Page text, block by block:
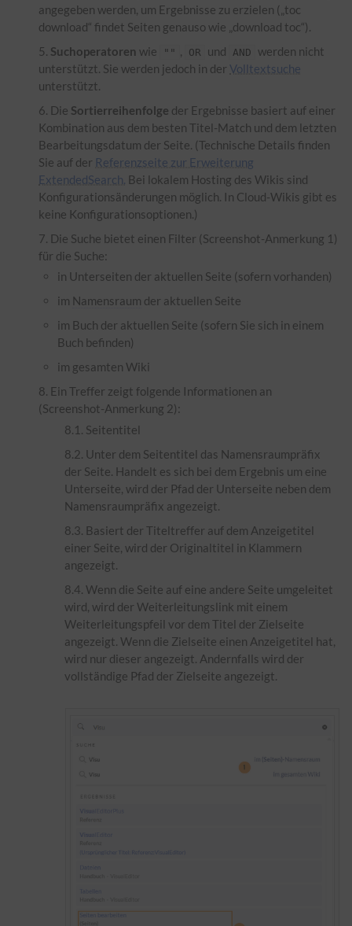
angegeben werden, um Ergebnisse zu erzielen („toc
download“ findet Seiten genauso wie „download toc“).
Suchoperatoren wie "" , OR und AND werden nicht
unterstützt. Sie werden jedoch in der Volltextsuche
unterstützt.
Die Sortierreihenfolge der Ergebnisse basiert auf einer
Kombination aus dem besten Titel-Match und dem letzten
Bearbeitungsdatum der Seite. (Technische Details finden
Sie auf der Referenzseite zur Erweiterung
ExtendedSearch. Bei lokalem Hosting des Wikis sind
Konfigurationsänderungen möglich. In Cloud-Wikis gibt es
keine Konfigurationsoptionen.)
Die Suche bietet einen Filter (Screenshot-Anmerkung 1)
für die Suche:
in Unterseiten der aktuellen Seite (sofern vorhanden)
im Namensraum der aktuellen Seite
im Buch der aktuellen Seite (sofern Sie sich in einem
Buch befinden)
im gesamten Wiki
Ein Treffer zeigt folgende Informationen an
(Screenshot-Anmerkung 2):
Seitentitel
Unter dem Seitentitel das Namensraumpräfix
der Seite. Handelt es sich bei dem Ergebnis um eine
Unterseite, wird der Pfad der Unterseite neben dem
Namensraumpräfix angezeigt.
Basiert der Titeltreffer auf dem Anzeigetitel
einer Seite, wird der Originaltitel in Klammern
angezeigt.
Wenn die Seite auf eine andere Seite umgeleitet
wird, wird der Weiterleitungslink mit einem
Weiterleitungspfeil vor dem Titel der Zielseite
angezeigt. Wenn die Zielseite einen Anzeigetitel hat,
wird nur dieser angezeigt. Andernfalls wird der
vollständige Pfad der Zielseite angezeigt.